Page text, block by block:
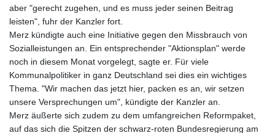
aber "gerecht zugehen, und es muss jeder seinen Beitrag
leisten", fuhr der Kanzler fort.
Merz kündigte auch eine Initiative gegen den Missbrauch von
Sozialleistungen an. Ein entsprechender "Aktionsplan" werde
noch in diesem Monat vorgelegt, sagte er. Für viele
Kommunalpolitiker in ganz Deutschland sei dies ein wichtiges
Thema. "Wir machen das jetzt hier, packen es an, wir setzen
unsere Versprechungen um", kündigte der Kanzler an.
Merz äußerte sich zudem zu dem umfangreichen Reformpaket,
auf das sich die Spitzen der schwarz-roten Bundesregierung am